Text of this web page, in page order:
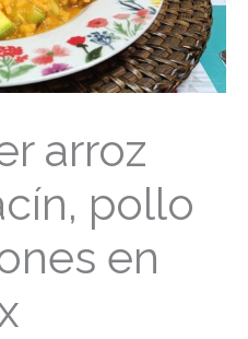
arroz
pollo
en